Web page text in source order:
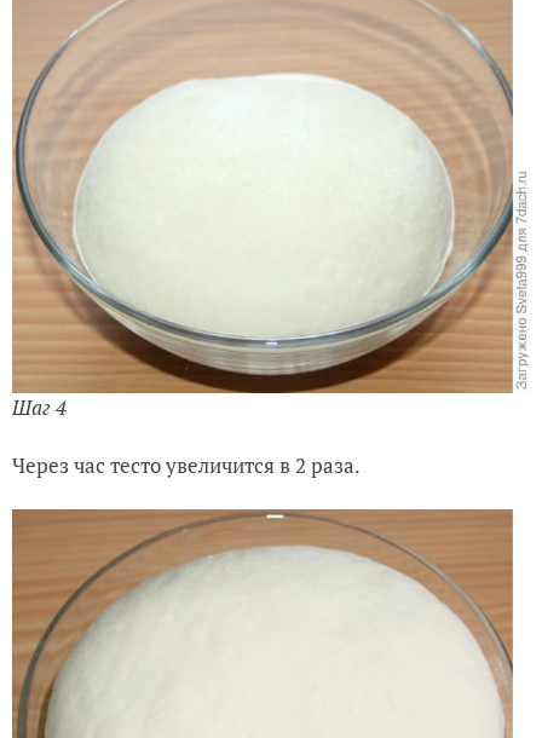
Шаг 4
Через час тесто увеличится в 2 раза.